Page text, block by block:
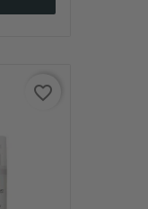
favorite_border